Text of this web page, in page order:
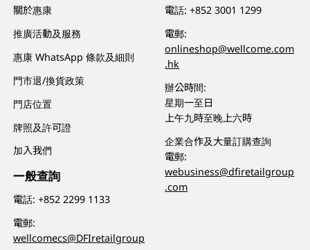
關於惠康
推廣活動及服務
惠康 WhatsApp 條款及細則
門市退/換貨政策
門店位置
牌照及許可證
加入我們
一般查詢
電話:+852 2299 1133
電郵:
wellcomecs@DFIretailgroup
電話:+852 3001 1299
電郵:
onlineshop@wellcome.com
.hk
辦公時間:
星期一至日
上午九時至晚上六時
企業合作及大量訂購查詢
電郵:
webusiness@dfiretailgroup
.com